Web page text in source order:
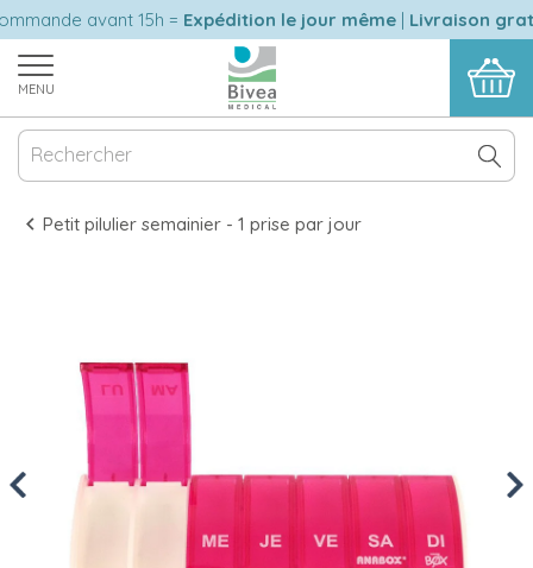
avant 15h = Expédition le jour même|Livraison
MENU
Petit pilulier semainier - 1 prise par jour
Previous